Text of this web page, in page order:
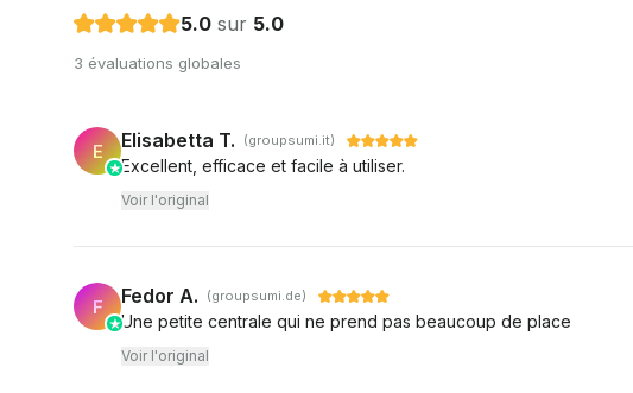
5.0 sur 5.0
3 évaluations globales
E Elisabetta T. (groupsumi.it)
Excellent, efficace et facile à utiliser.
Voir l'original
F Fedor A. (groupsumi.de)
Une petite centrale qui ne prend pas beaucoup de place
Voir l'original